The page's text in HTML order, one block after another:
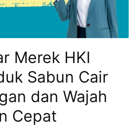
Merek HKI
Sabun Cair
dan Wajah
Cepat